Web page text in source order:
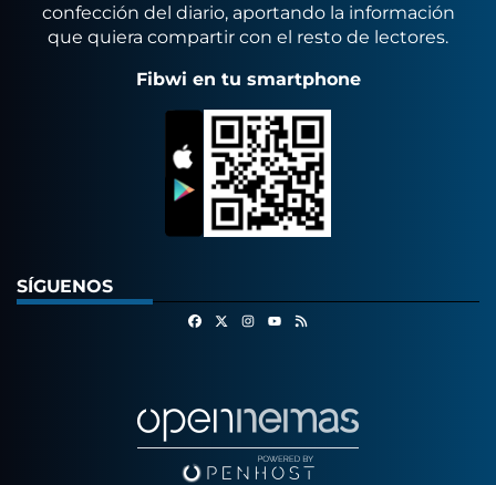
confección del diario, aportando la información
que quiera compartir con el resto de lectores.
Fibwi en tu smartphone
SÍGUENOS
FacebookInstagram